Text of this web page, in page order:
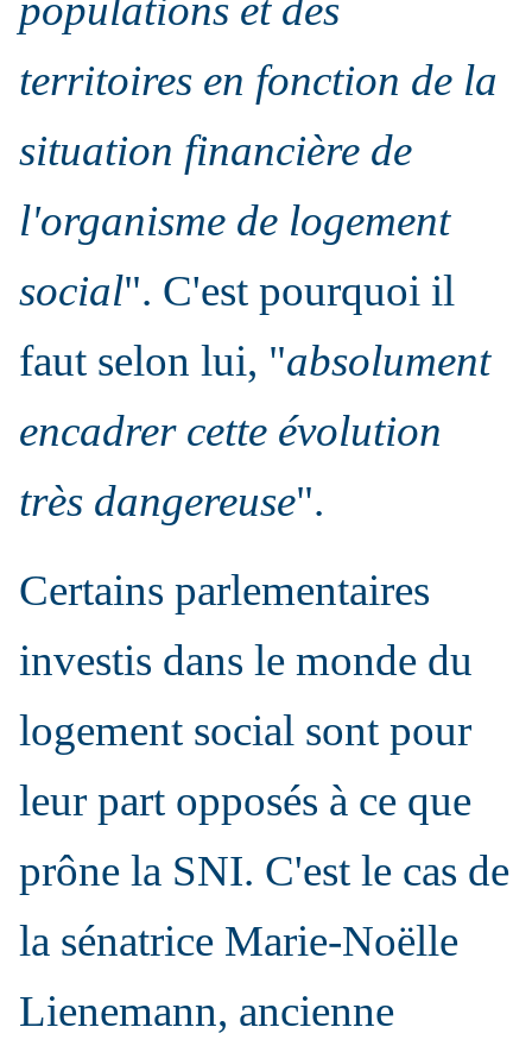
populations et des
territoires en fonction de la
situation financière de
l'organisme de logement
social". C'est pourquoi il
faut selon lui, "absolument
encadrer cette évolution
très dangereuse".
Certains parlementaires
investis dans le monde du
logement social sont pour
leur part opposés à ce que
prône la SNI. C'est le cas de
la sénatrice Marie-Noëlle
Lienemann, ancienne